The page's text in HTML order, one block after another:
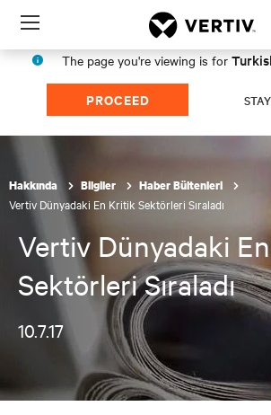
Menu
The page you're viewing is for
PROCEED
Hakkında Bilgiler Haber Bültenleri
Vertiv Dünyadaki En Kritik Sektörleri Sıraladı
Vertiv Dünyadaki
Sektörleri Sıraladı
10.7.17